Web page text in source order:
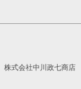
株式会社中川政七商店